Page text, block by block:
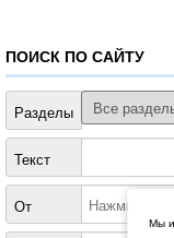
ПОИСК ПО САЙТУ
Разделы
Текст
От
Мы